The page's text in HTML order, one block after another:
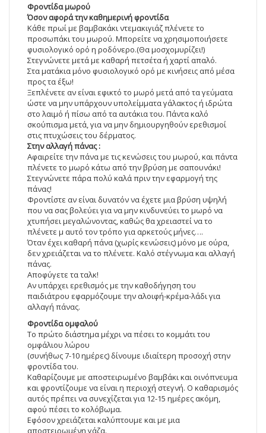
Φροντίδα μωρού
Όσον αφορά την καθημερινή φροντίδα
Κάθε πρωί με βαμβακάκι ντεμακιγιάζ πλένετε το
προσωπάκι του μωρού. Μπορείτε να χρησιμοποιήσετε
φυσιολογικό ορό η ροδόνερο.(Θα μοσχομυρίζει!)
Στεγνώνετε μετά με καθαρή πετσέτα ή χαρτί απαλό.
Στα ματάκια μόνο φυσιολογικό ορό με κινήσεις από μέσα
προς τα έξω!
Ξεπλένετε αν είναι εφικτό το μωρό μετά από τα γεύματα
ώστε να μην υπάρχουν υπολείμματα γάλακτος ή ιδρώτα
στο λαιμό ή πίσω από τα αυτάκια του. Πάντα καλό
σκούπισμα μετά, για να μην δημιουργηθούν ερεθισμοί
στις πτυχώσεις του δέρματος.
Στην αλλαγή πάνας :
Αφαιρείτε την πάνα με τις κενώσεις του μωρού, και πάντα
πλένετε το μωρό κάτω από την βρύση με σαπουνάκι!
Στεγνώνετε πάρα πολύ καλά πριν την εφαρμογή της
πάνας!
Φροντίστε αν είναι δυνατόν να έχετε μια βρύση υψηλή
που να σας βολεύει για να μην κινδυνεύει το μωρό να
χτυπήσει μεγαλώνοντας, καθώς θα χρειαστεί να το
πλένετε μ αυτό τον τρόπο για αρκετούς μήνες….
Όταν έχει καθαρή πάνα (χωρίς κενώσεις) μόνο με ούρα,
δεν χρειάζεται να το πλένετε. Καλό στέγνωμα και αλλαγή
πάνας.
Αποφύγετε τα ταλκ!
Αν υπάρχει ερεθισμός με την καθοδήγηση του
παιδιάτρου εφαρμόζουμε την αλοιφή-κρέμα-λάδι για
αλλαγή πάνας.
Φροντίδα ομφαλού
Το πρώτο διάστημα μέχρι να πέσει το κομμάτι του
ομφάλιου λώρου
(συνήθως 7-10 ημέρες) δίνουμε ιδιαίτερη προσοχή στην
φροντίδα του.
Καθαρίζουμε με αποστειρωμένο βαμβάκι και οινόπνευμα
και φροντίζουμε να είναι η περιοχή στεγνή. Ο καθαρισμός
αυτός πρέπει να συνεχίζεται για 12-15 ημέρες ακόμη,
αφού πέσει το κολόβωμα.
Εφόσον χρειάζεται καλύπτουμε και με μια
αποστειρωμένη γάζα.